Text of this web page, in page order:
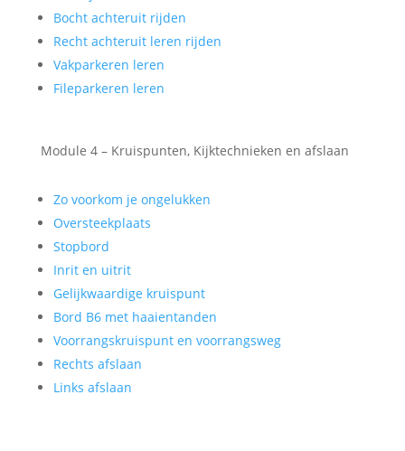
Bocht achteruit rijden
Recht achteruit leren rijden
Vakparkeren leren
Fileparkeren leren
Module 4 – Kruispunten, Kijktechnieken en afslaan
Zo voorkom je ongelukken
Oversteekplaats
Stopbord
Inrit en uitrit
Gelijkwaardige kruispunt
Bord B6 met haaientanden
Voorrangskruispunt en voorrangsweg
Rechts afslaan
Links afslaan